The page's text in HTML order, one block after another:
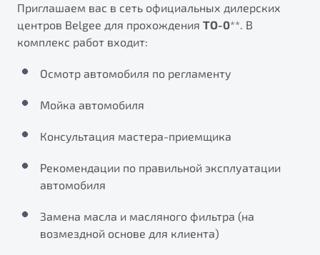
от 1 699 990 ₽*
Обзор В наличии
Универсальный кроссовер
Подробно
Автомобили в наличии
Автокредит
Спецпредложения
"Помощь на дорогах"
Преимущества программы
Запись на сервис
Калькулятор ТО
Клиентская поддержка
Приглашаем вас в сеть официальных дилерских
центров Belgee для прохождения ТО-0**. В
комплекс работ входит:
Осмотр автомобиля по регламенту
Мойка автомобиля
Консультация мастера-приемщика
Рекомендации по правильной эксплуатации
автомобиля
Замена масла и масляного фильтра (на
возмездной основе для клиента)